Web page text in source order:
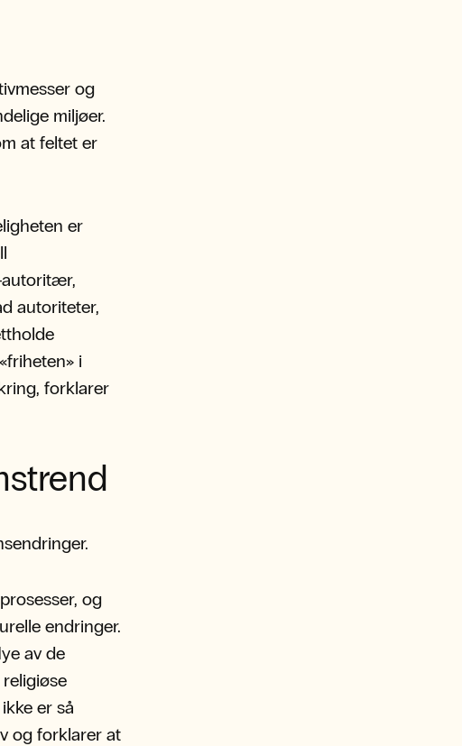
og
miljøer.
at feltet er
er
autoritær,
autoriteter,
i
forklarer
og
endringer.
av de
er så
og forklarer at